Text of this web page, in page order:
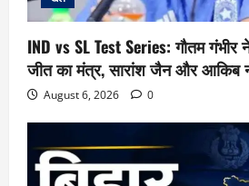
IND vs SL Test Series: गौतम गंभीर
जीत का मंत्र, सारांश जैन और आकिब
August 6, 2026 0